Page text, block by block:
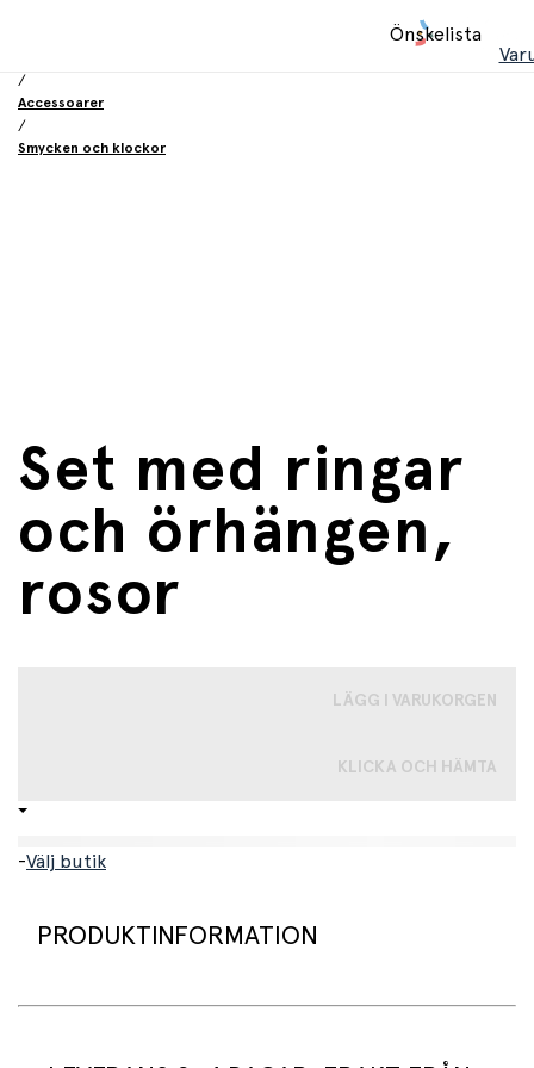
Önskelista
/
Accessoarer
/
Smycken och klockor
Set med ringar
och örhängen,
rosor
LÄGG I VARUKORGEN
KLICKA OCH HÄMTA
-Välj butik
PRODUKTINFORMATION
Ett set härliga ringar och örhängen med rosor. Ingår i